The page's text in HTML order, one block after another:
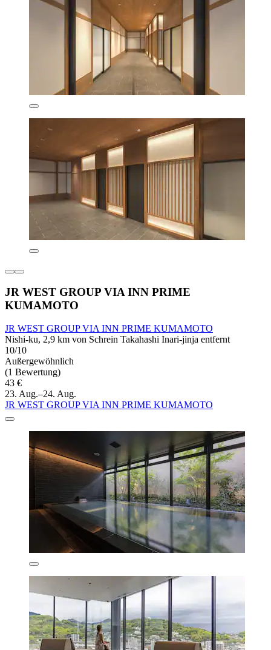
JR WEST GROUP VIA INN PRIME
KUMAMOTO
JR WEST GROUP VIA INN PRIME KUMAMOTO
Nishi-ku, 2,9 km von Schrein Takahashi Inari-jinja entfernt
10/10
Außergewöhnlich
(1 Bewertung)
43 €
23. Aug.–24. Aug.
JR WEST GROUP VIA INN PRIME KUMAMOTO